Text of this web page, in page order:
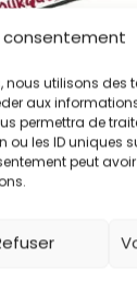
consentement
nous utilisons
aux
permettra de
les ID uniques
peut